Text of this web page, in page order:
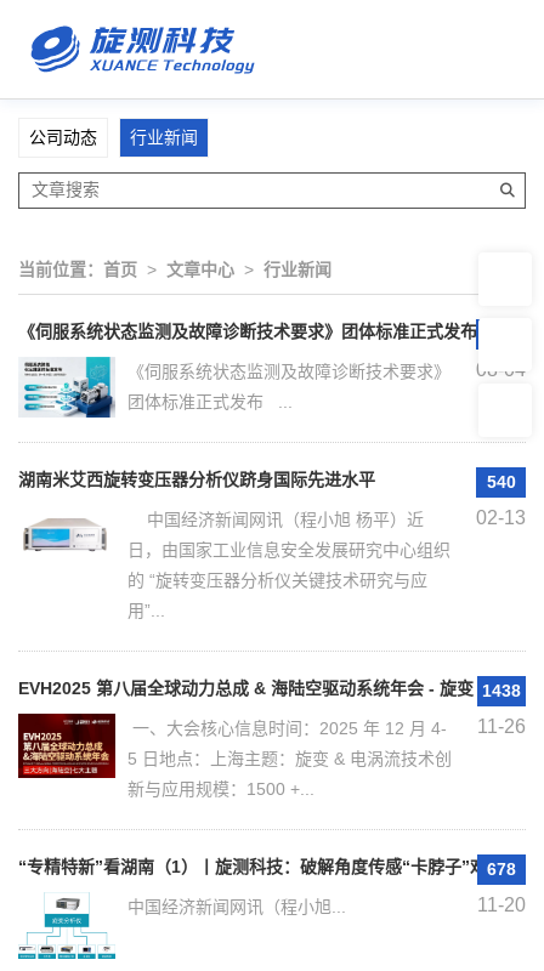
公司动态 行业新闻
当前位置： 首页 > 文章中心 > 行业新闻
08-04
《伺服系统状态监测及故障诊断技术要求》团体标准正式发布
《伺服系统状态监测及故障诊断技术要求》
团体标准正式发布 ...
540
02-13
湖南米艾西旋转变压器分析仪跻身国际先进水平
中国经济新闻网讯（程小旭 杨平）近
日，由国家工业信息安全发展研究中心组织
的 “旋转变压器分析仪关键技术研究与应
用”...
1438
11-26
​EVH2025 第八届全球动力总成 & 海陆空驱动系统年会 - 旋变 & 电涡
一、大会核心信息时间：2025 年 12 月 4-
5 日地点：上海主题：旋变 & 电涡流技术创
新与应用规模：1500 +...
678
11-20
“专精特新”看湖南（1）丨旋测科技：破解角度传感“卡脖子”难题 领
中国经济新闻网讯（程小旭...